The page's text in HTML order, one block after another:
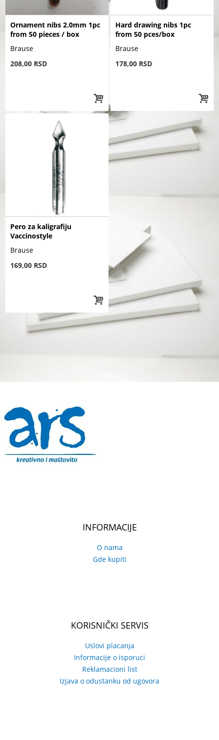
Ornament nibs 2.0mm 1pc
from 50 pieces / box
Brause
208,00 RSD
Hard drawing nibs 1pc
from 50 pces/box
Brause
178,00 RSD
Pero za kaligrafiju
Vaccinostyle
Brause
169,00 RSD
INFORMACIJE
O nama
Gde kupiti
KORISNIČKI SERVIS
Uslovi placanja
Informacije o isporuci
Reklamacioni list
Izjava o odustanku od ugovora